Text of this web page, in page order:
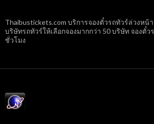
Thaibustickets.com บริการจองตั๋วรถทัวร์ล่วงหน้
บริษัทรถทัวร์ให้เลือกจองมากกว่า 50 บริษัท จองตั๋ว
ชั่วโมง